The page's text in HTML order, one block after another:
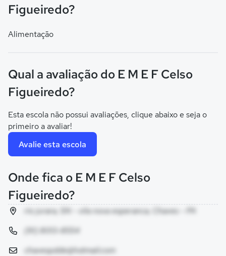
Figueiredo?
Alimentação
Qual a avaliação do E M E F Celso
Figueiredo?
Esta escola não possui avaliações, clique abaixo e seja o
primeiro a avaliar!
Avalie esta escola
Onde fica o E M E F Celso
Figueiredo?
rio jurara, SN - vila nova esperanca, Chaves - PA
(91) 8013-8554
chavespdde@hotmail.com